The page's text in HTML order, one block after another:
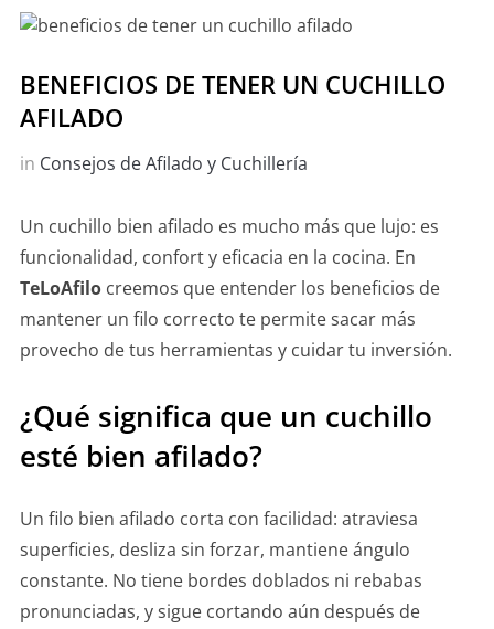
BENEFICIOS DE TENER UN CUCHILLO
AFILADO
in Consejos de Afilado y Cuchillería
Un cuchillo bien afilado es mucho más que lujo: es
funcionalidad, confort y eficacia en la cocina. En
TeLoAfilocreemos que entender los beneficios de
mantener un filo correcto te permite sacar más
provecho de tus herramientas y cuidar tu inversión.
¿Qué significa que un cuchillo
esté bien afilado?
Un filo bien afilado corta con facilidad: atraviesa
superficies, desliza sin forzar, mantiene ángulo
constante. No tiene bordes doblados ni rebabas
pronunciadas, y sigue cortando aún después de